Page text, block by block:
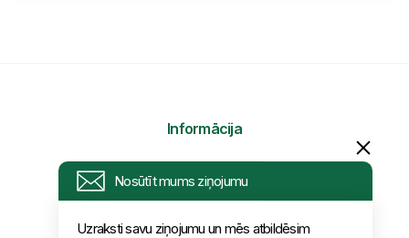
Nosūtīt mums ziņojumu
Uzraksti savu ziņojumu un mēs atbildēsim
tuvākajā laikā!
Informācija
Pieprasījums